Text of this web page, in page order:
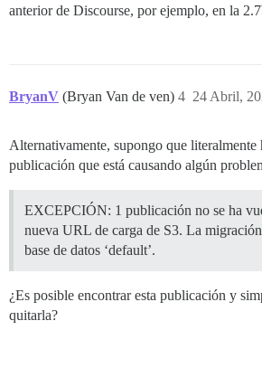
anterior de Discourse, por ejemplo, en la
BryanV (Bryan Van de ven) 24 Abril,
4
Alternativamente, supongo que literalmente
publicación que está causando algún
EXCEPCIÓN: 1 publicación no se ha
nueva URL de carga de S3. La
base de datos ‘default’.
¿Es posible encontrar esta publicación y
quitarla?